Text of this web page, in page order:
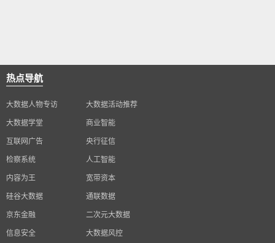
热点导航
大数据人物专访 大数据活动推荐
大数据学堂 商业智能
互联网广告 央行征信
检察系统 人工智能
内容为王 宽带资本
硅谷大数据 通联数据
京东金融 二次元大数据
信息安全 大数据风控